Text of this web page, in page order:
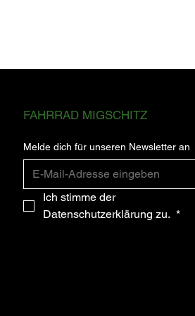
FAHRRAD MIGSCHITZ
Melde dich für unseren Newsletter an
Ich stimme der
Datenschutzerklärung zu. *